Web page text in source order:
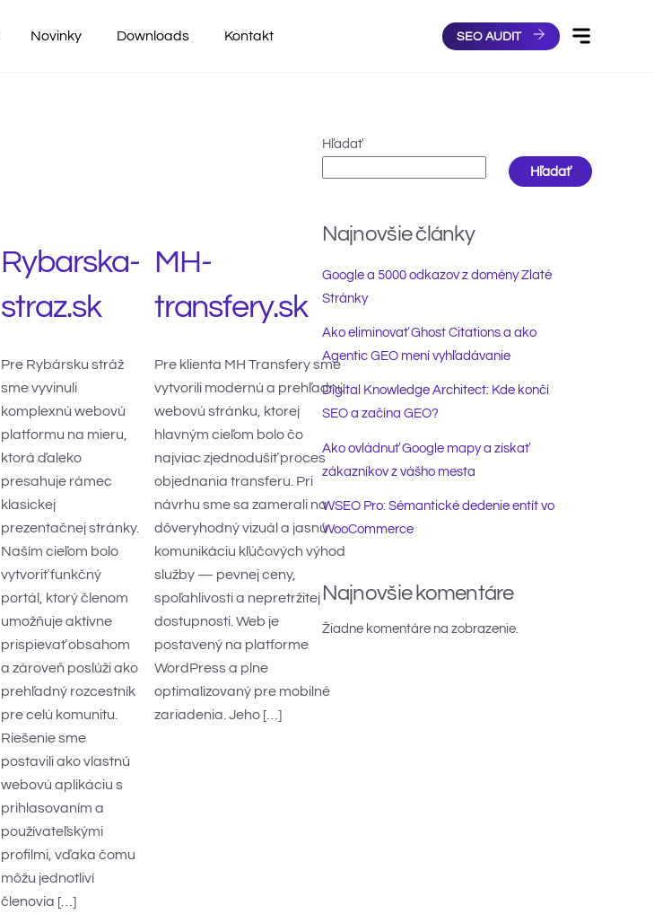
Novinky Downloads Kontakt SEO AUDIT
Rybarska-
straz.sk
Pre Rybársku stráž
sme vyvinuli
komplexnú webovú
platformu na mieru,
ktorá ďaleko
presahuje rámec
klasickej
prezentačnej stránky.
Naším cieľom bolo
vytvoriť funkčný
portál, ktorý členom
umožňuje aktívne
prispievať obsahom
a zároveň poslúži ako
prehľadný rozcestník
pre celú komunitu.
Riešenie sme
postavili ako vlastnú
webovú aplikáciu s
prihlasovaním a
používateľskými
profilmi, vďaka čomu
môžu jednotliví
členovia […]
MH-
transfery.sk
Pre klienta MH Transfery sme
vytvorili modernú a prehľadnú
webovú stránku, ktorej
hlavným cieľom bolo čo
najviac zjednodušiť proces
objednania transferu. Pri
návrhu sme sa zamerali na
dôveryhodný vizuál a jasnú
komunikáciu kľúčových výhod
služby — pevnej ceny,
spoľahlivosti a nepretržitej
dostupnosti. Web je
postavený na platforme
WordPress a plne
optimalizovaný pre mobilné
zariadenia. Jeho […]
Hľadať
Hľadať
Najnovšie články
Google a 5000 odkazov z domény Zlaté
Stránky
Ako eliminovať Ghost Citations a ako
Agentic GEO mení vyhľadávanie
Digital Knowledge Architect: Kde končí
SEO a začína GEO?
Ako ovládnuť Google mapy a získať
zákazníkov z vášho mesta
WSEO Pro: Sémantické dedenie entít vo
WooCommerce
Najnovšie komentáre
Žiadne komentáre na zobrazenie.